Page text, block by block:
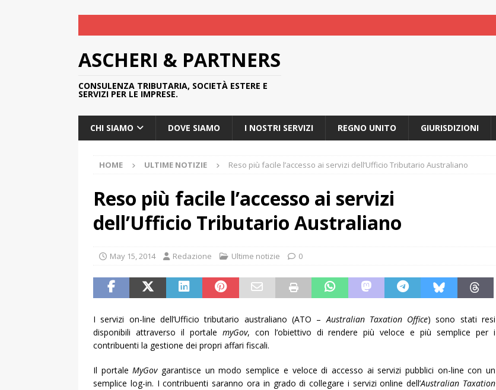
ASCHERI & PARTNERS
CONSULENZA TRIBUTARIA, SOCIETÀ ESTERE E
SERVIZI PER LE IMPRESE.
CHI SIAMO DOVE SIAMO I NOSTRI SERVIZI REGNO UNITO GIURISDIZIONI
HOME ULTIME NOTIZIE Reso più facile l’accesso ai servizi dell’Ufficio Tributario Australiano
Reso più facile l’accesso ai servizi
dell’Ufficio Tributario Australiano
May 15, 2014 Redazione Ultime notizie 0
I servizi on-line dell’Ufficio tributario australiano (ATO –Australian Taxation Office) sono stati resi
disponibili attraverso il portale myGov, con l’obiettivo di rendere più veloce e più semplice per i
contribuenti la gestione dei propri affari fiscali.
Il portaleMyGovgarantisce un modo semplice e veloce di accesso ai servizi pubblici on-line con un
semplice log-in. I contribuenti saranno ora in grado di collegare i servizi online dell’Australian Taxation